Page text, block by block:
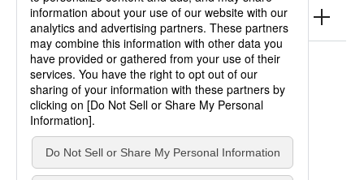
製品情報
サイトポリシー
個人情報保護方針
サイトマップ